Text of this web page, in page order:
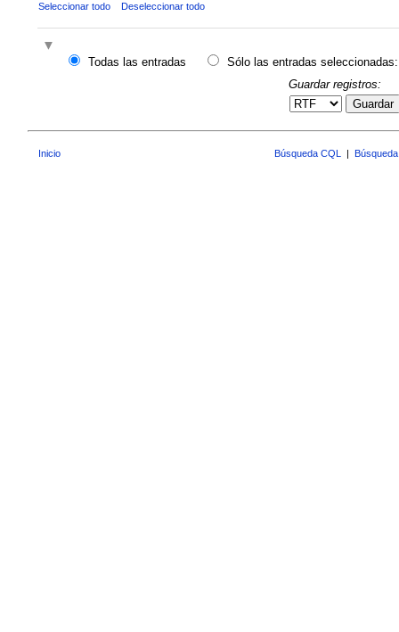
Seleccionar todo Deseleccionar todo
Todas las entradas
Sólo las entradas seleccionadas:
Guardar registros:
Guardar
Inicio Búsqueda CQL